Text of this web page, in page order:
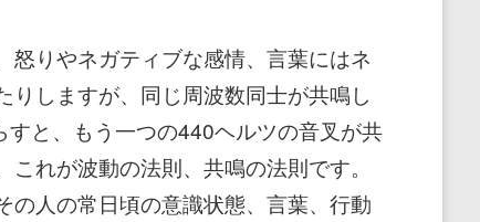
りやネガティブな感情、言葉にはネ
しますが、同じ周波数同士が共鳴し
と、もう一つの440ヘルツの音叉が共
れが波動の法則、共鳴の法則です。
の人の常日頃の意識状態、言葉、行動